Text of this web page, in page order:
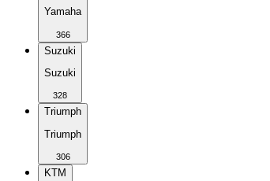
Yamaha
366
Suzuki
Suzuki
328
Triumph
Triumph
306
KTM